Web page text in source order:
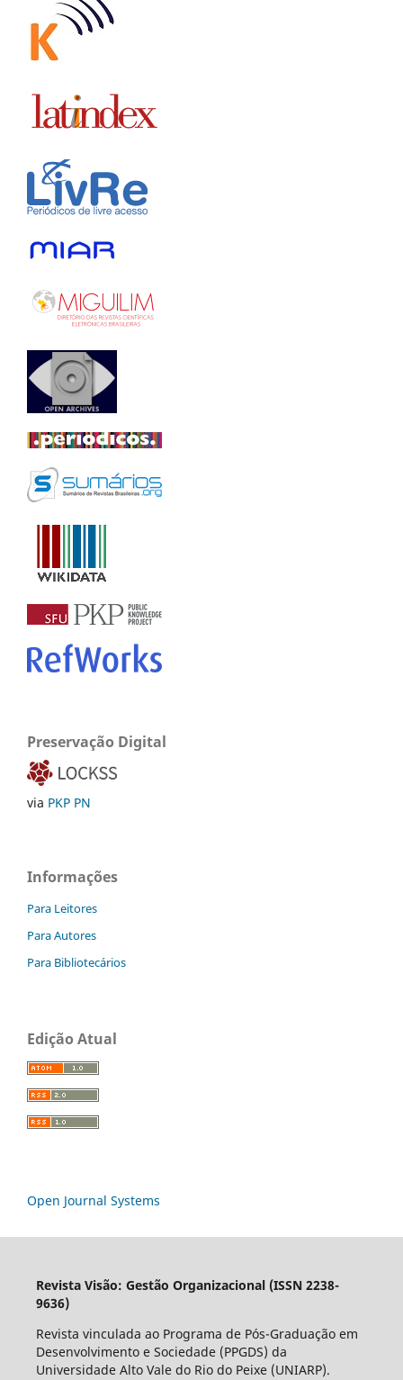
Preservação Digital
via PKP PN
Informações
Para Leitores
Para Autores
Para Bibliotecários
Edição Atual
Open Journal Systems
Revista Visão: Gestão Organizacional (ISSN 2238-
9636)
Revista vinculada ao Programa de Pós-Graduação em
Desenvolvimento e Sociedade (PPGDS) da
Universidade Alto Vale do Rio do Peixe (UNIARP).